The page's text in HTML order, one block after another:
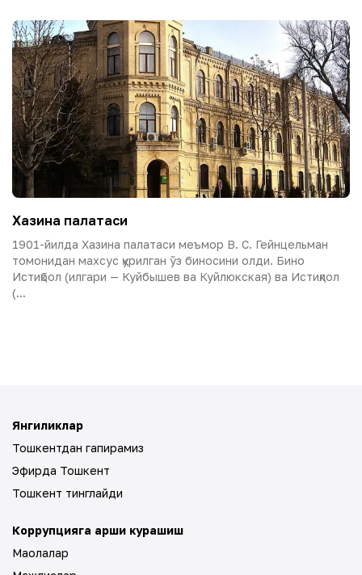
Хазина палатаси
1901-йилда Хазина палатаси меъмор В. С. Гейнцельман
томонидан махсус қурилган ўз биносини олди. Бино
Истиқбол (илгари — Куйбышев ва Куйлюкская) ва Истиқлол
(...
Янгиликлар
Тошкентдан гапирамиз
Эфирда Тошкент
Тошкент тинглайди
Коррупцияга қарши курашиш
Мақолалар